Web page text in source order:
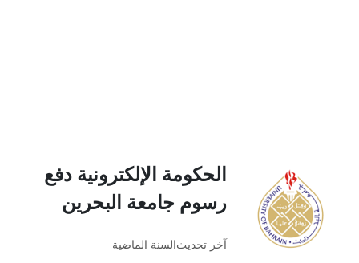
الحكومة الإلكترونية دفع
رسوم جامعة البحرين
آخر تحديث السنة الماضية